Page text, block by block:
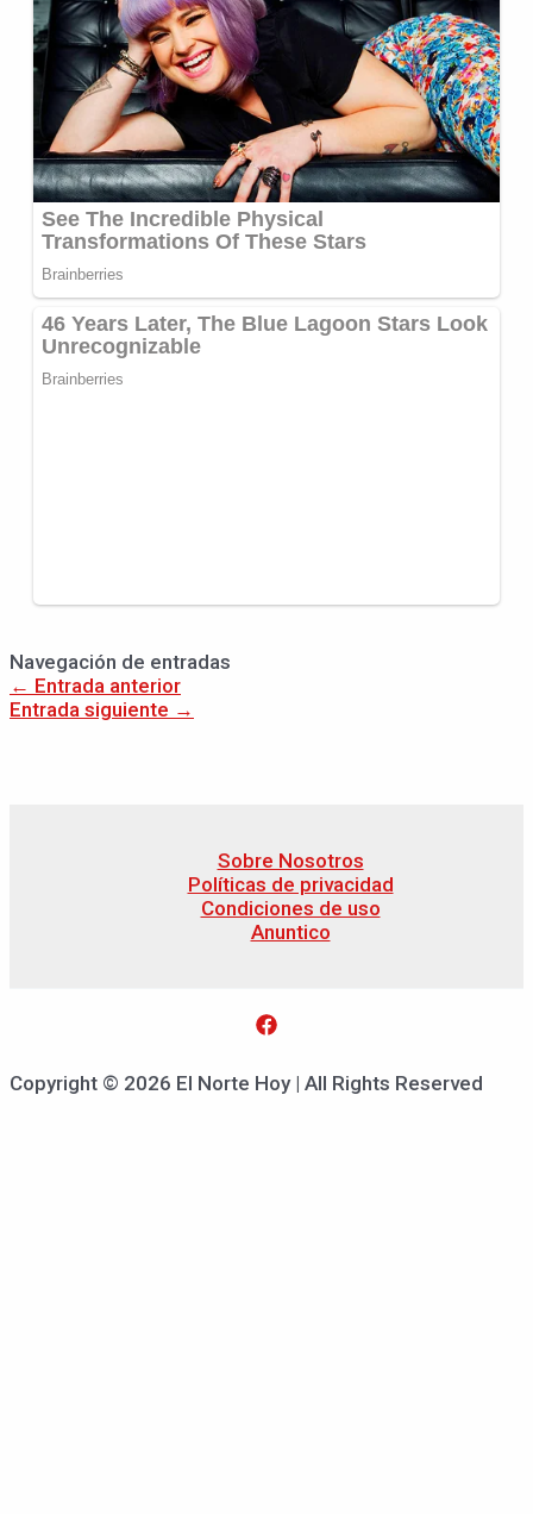
Navegación de entradas
← Entrada anterior
Entrada siguiente →
Sobre Nosotros
Políticas de privacidad
Condiciones de uso
Anuntico
Copyright © 2026 El Norte Hoy | All Rights Reserved